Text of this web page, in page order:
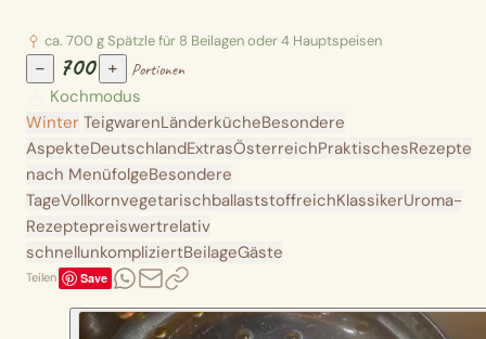
ca. 700 g Spätzle für 8 Beilagen oder 4 Hauptspeisen
− 700 + Portionen
Kochmodus
Winter TeigwarenLänderkücheBesondere
AspekteDeutschlandExtrasÖsterreichPraktischesRezepte
nach MenüfolgeBesondere
TageVollkornvegetarischballaststoffreichKlassikerUroma-
Rezeptepreiswertrelativ
schnellunkompliziertBeilageGäste
Teilen Save